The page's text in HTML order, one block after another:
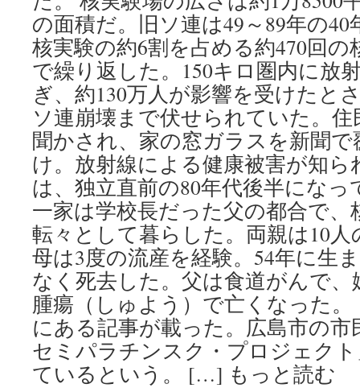
の面積だ。旧ソ連は49～89年の
核実験の約6割を占める約470回
で繰り返した。150キロ圏内に放
ぎ、約130万人が影響を受けたと
ソ連崩壊まで伏せられていた。
聞かされ、家の窓ガラスを新聞
け。放射線による健康被害が知
は、独立直前の80年代後半にな
一家は学校長だった父の都合で、
転々として暮らした。両親は10
母は3度の流産を経験。54年に生
なく死去した。父は食道がんで
腫瘍（しゅよう）で亡くなった
にある記事が載った。広島市の
セミパラチンスク・プロジェク
ているという。 […] もっと読む